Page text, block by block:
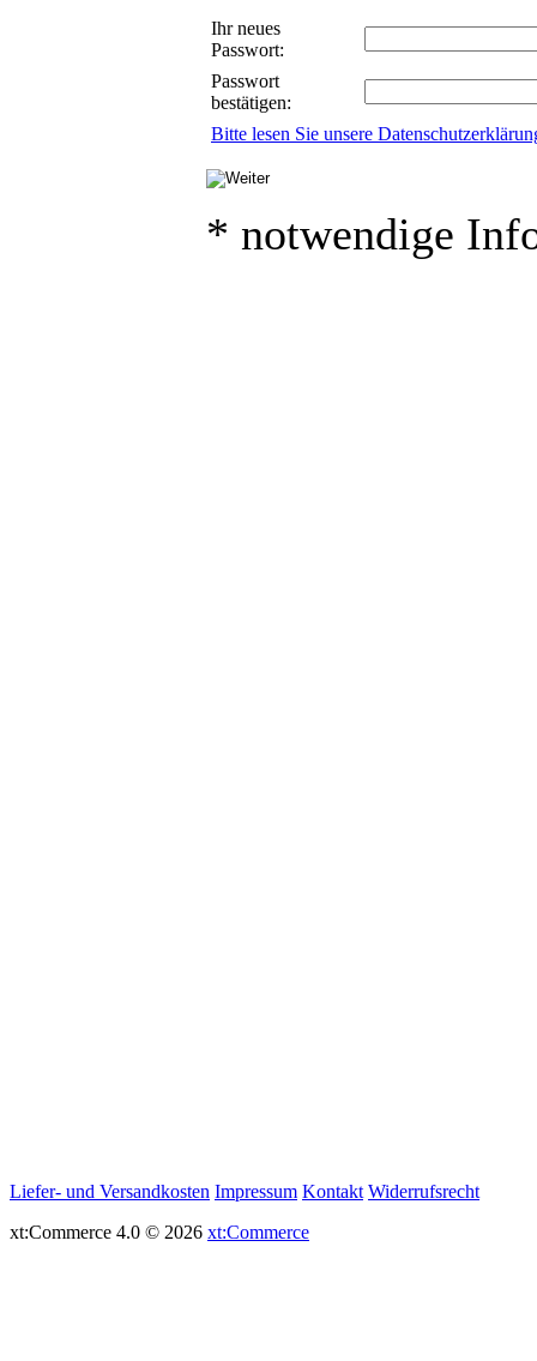
Ihr neues
Passwort:
Passwort
bestätigen:
Bitte lesen Sie unsere
* notwendige
Liefer- und Versandkosten Impressum Kontakt Widerrufsrecht
xt:Commerce 4.0 © 2026 xt:Commerce